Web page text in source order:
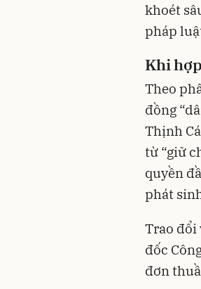
khoét
pháp
Khi
Theo
đồng
Thịnh
từ “giữ
quyền
phát
Trao
đốc
đơn